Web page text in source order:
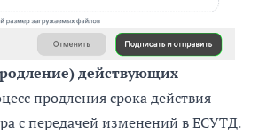
действующих
продления срока действия
с передачей изменений в ЕСУТД.